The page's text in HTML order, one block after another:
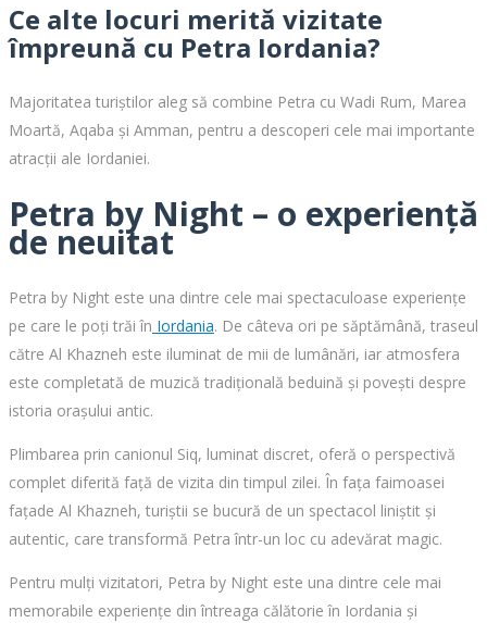
Ce alte locuri merită vizitate
împreună cu Petra Iordania?
Majoritatea turiștilor aleg să combine Petra cu Wadi Rum, Marea
Moartă, Aqaba și Amman, pentru a descoperi cele mai importante
atracții ale Iordaniei.
Petra by Night – o experiență
de neuitat
Petra by Night este una dintre cele mai spectaculoase experiențe
pe care le poți trăi în Iordania. De câteva ori pe săptămână, traseul
către Al Khazneh este iluminat de mii de lumânări, iar atmosfera
este completată de muzică tradițională beduină și povești despre
istoria orașului antic.
Plimbarea prin canionul Siq, luminat discret, oferă o perspectivă
complet diferită față de vizita din timpul zilei. În fața faimoasei
fațade Al Khazneh, turiștii se bucură de un spectacol liniștit și
autentic, care transformă Petra într-un loc cu adevărat magic.
Pentru mulți vizitatori, Petra by Night este una dintre cele mai
memorabile experiențe din întreaga călătorie în Iordania și